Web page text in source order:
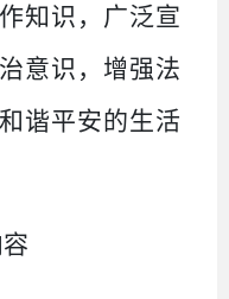
知识，广泛宣
意识，增强法
谐平安的生活